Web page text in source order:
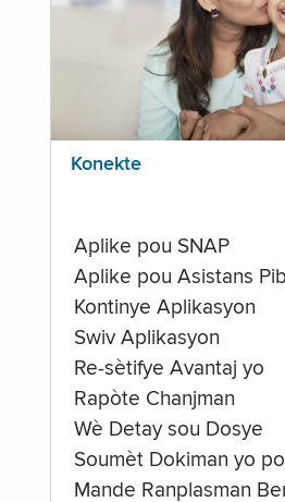
Konekte
Aplike pou SNAP
Aplike pou Asistans
Kontinye Aplikasyon
Swiv Aplikasyon
Re-sètifye Avantaj yo
Rapòte Chanjman
Wè Detay sou Dosye
Soumèt Dokiman yo
Mande Ranplasman